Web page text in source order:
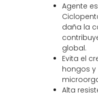
Agente
daña la
global.
Evita el
hongos y
Alta